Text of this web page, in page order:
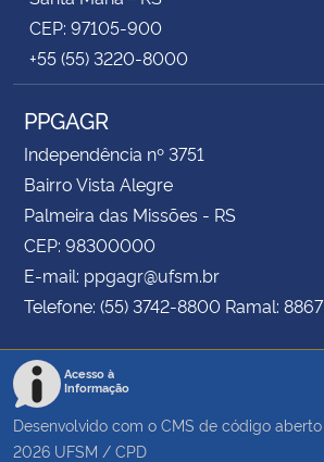
CEP: 97105-900
+55 (55) 3220-8000
PPGAGR
Independência nº 3751
Bairro Vista Alegre
Palmeira das Missões - RS
CEP: 98300000
E-mail: ppgagr@ufsm.br
Telefone: (55) 3742-8800 Ramal: 8867
Acesso à
Informação
Desenvolvido com o CMS de código aberto
2026 UFSM / CPD